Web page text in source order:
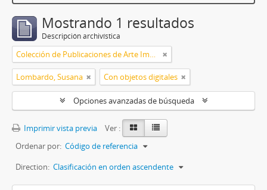
Mostrando 1 resultados
Descripción archivística
Colección de Publicaciones de Arte Impreso
Lombardo, Susana Con objetos digitales
Opciones avanzadas de búsqueda
Imprimir vista previa
Ver :
Ordenar por: Código de referencia
Direction: Clasificación en orden ascendente